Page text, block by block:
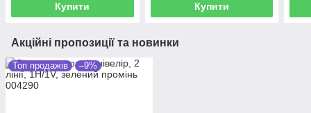
Купити Купити
Акційні пропозиції та новинки
Топ продажів –9%